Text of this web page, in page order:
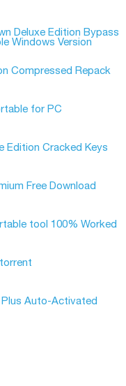
Deluxe Edition Bypass
Windows Version
Compressed Repack
for PC
Edition Cracked Keys
Frее Download
tool 100% Worked
Auto-Activated